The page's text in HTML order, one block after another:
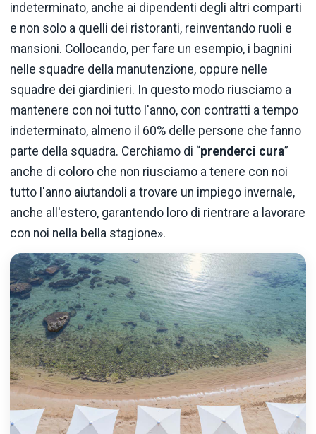
indeterminato, anche ai dipendenti degli altri comparti
e non solo a quelli dei ristoranti, reinventando ruoli e
mansioni. Collocando, per fare un esempio, i bagnini
nelle squadre della manutenzione, oppure nelle
squadre dei giardinieri. In questo modo riusciamo a
mantenere con noi tutto l'anno, con contratti a tempo
indeterminato, almeno il 60% delle persone che fanno
parte della squadra. Cerchiamo di “prenderci cura”
anche di coloro che non riusciamo a tenere con noi
tutto l'anno aiutandoli a trovare un impiego invernale,
anche all'estero, garantendo loro di rientrare a lavorare
con noi nella bella stagione».